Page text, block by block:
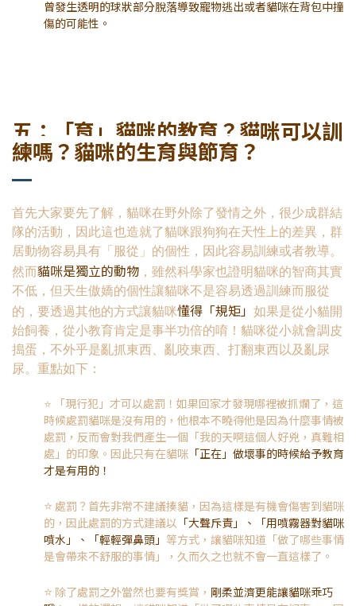
曾發生透明的球狀部分脫落導致寵物逃出或者貓咪在背包中撞
傷的可能性。
五：「育」貓咪的教育？貓咪可以訓
練嗎？貓咪的生育與節育？
首先大家要先了解，貓咪在野外除了發情之外，很少成群結
隊的活動，因此這也造就了貓咪跟狗狗在天性上的差異，群
居動物容易具有「服從」的個性，因此容易訓練或者教導。
然而貓咪是獨立的動物 ，雖然科學家也證明貓咪的智商其實
不低，但天生傲嬌的個性讓貓咪不是容易透過訓練而服從
的，要透過其他的方式讓貓咪懂得「規矩」 如果是從小貓開
始飼養，從小教育肯定是事半功倍的唷！貓咪從小就會調皮
搗蛋，不外乎是亂抓東西、亂咬東西、打翻東西以及亂尿
尿。重點如下：
⭐️ 「現行犯」才可以處罰！如果回家才發現哪裡被抓爛了，這
時候處罰貓咪是沒有用的，他根本不曉得他是因為什麼事情被
處罰，反而會對我們產生一個「我的天啊這個人好兇，真難相
處」的印象。因此只有在貓咪 「正在」做壞事的時候給予教育
才是有用的！
⭐️ 處罰？首先非常不建議揍貓，因為這樣是有機會傷害到貓咪
的，因此處罰的方式建議以 「大聲斥責」、「用噴霧器對貓咪
噴水」、「輕輕彈鼻頭」 等方式，讓貓咪知道「做了哪些事情
是會帶來不舒服的事情」，久而久之也就不會一直這樣了。
⭐️ 除了處罰之外當然也要有獎賞， 剛柔並濟更能讓貓咪乖巧